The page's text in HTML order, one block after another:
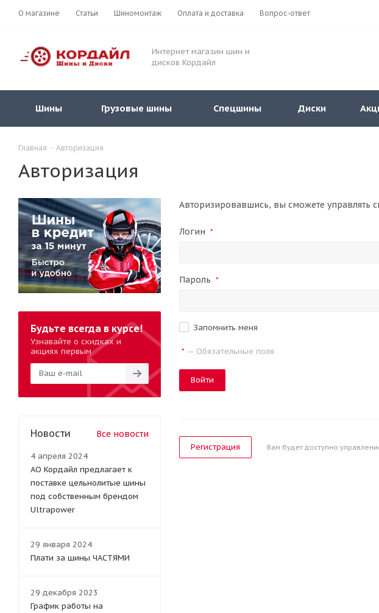
О магазине Статьи Шиномонтаж Оплата и доставка Вопрос-ответ
Интернет магазин шин и
дисков Кордайл
Шины Грузовые шины Спецшины Диски
Главная - Авторизация
Авторизация
Авторизировавшись, вы сможете управлять
Логин *
Пароль *
Запомнить меня
* — Обязательные поля
Войти
Регистрация Вам будет доступно
Будьте всегда в курсе!
Узнавайте о скидках и
акциях первым
Новости Все новости
4 апреля 2024
АО Кордайл предлагает к
поставке цельнолитые шины
под собственным брендом
Ultrapower
29 января 2024
Плати за шины ЧАСТЯМИ
29 декабря 2023
График работы на